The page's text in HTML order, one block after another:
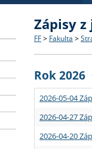
Struktura
Strategie
Podpora
Co
Učitelské
Rigorózní
O vědě a
Granty a
Aktuální
Zápisy
FF > Fakulta >
Rok 2026
2026-05-04
2026-04-27
2026-04-20